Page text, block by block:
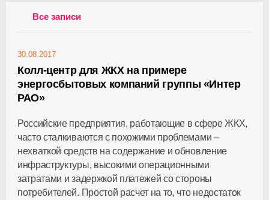
Все записи
30.08.2017
Колл-центр для ЖКХ на примере
энергосбытовых компаний группы «Интер
РАО»
Российские предприятия, работающие в сфере ЖКХ,
часто сталкиваются с похожими проблемами –
нехваткой средств на содержание и обновление
инфраструктуры, высокими операционными
затратами и задержкой платежей со стороны
потребителей. Простой расчет на то, что недостаток